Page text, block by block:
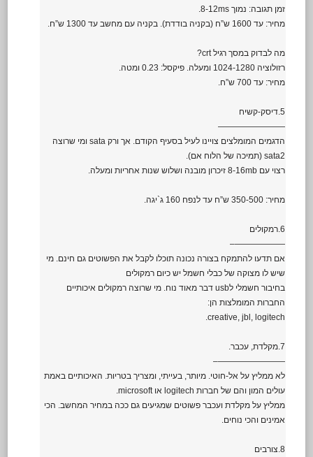
זמן תגובה: נמוך 8-12ms.
מחיר: עד 1600 ש”ח (בקניה בודדת). בקניה עם מחשב עד 1300 ש”ח.
מה לבדוק במסך רגיל crt?
רזולוציה 1024-1280 ומעלה. פיקסל: 0.23 ומטה.
מחיר: עד 700 ש”ח.
5.דיסק-קשיח
————————
הדגמים המומלצים צויינו לעיל בסעיף הקודם. אך ורק sata ומי שרוצה
sata2 (תמיכה של הלוח אם).
רצוי עם 8-16mb זיכרון מובנה ושלוש שנות אחריות ומעלה.
מחיר: 350-500 ש”ח עד לנפח 160 ג`יגה.
6.רמקולים
——————–
אם תדעו להתמקח בצורה נכונה תוכלו לקבל את הפשוטים גם חינם. מי
שיש לו מצוקה של כבלי חשמל יש כיום רמקולים
בחיבור חשמלי לusb דבר מאוד נוח. מי שרוצה רמקולים איכותיים
החברות המומלצות הן:
creative, jbl, logitech.
7.מקלדת, עכבר.
————————–
לא ממליץ על אל-חוטי. מיותר, בעייתי, ומצריך בטריות. האיכותיים באמת
עולים המון והם של חברות logitech או microsoft.
ממליץ על מקלדת ועכבר פשוטים שמגיעים גם ככה במחיר המחשב. הכי
אמינים והכי נוחים.
8.צורבים